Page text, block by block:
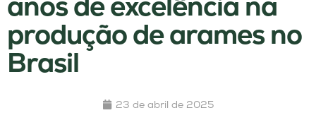
produção de arames no
Brasil
23 de abril de 2025